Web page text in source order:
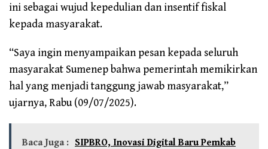
ini sebagai wujud kepedulian dan insentif fiskal
kepada masyarakat.
“Saya ingin menyampaikan pesan kepada seluruh
masyarakat Sumenep bahwa pemerintah memikirkan
hal yang menjadi tanggung jawab masyarakat,”
ujarnya, Rabu (09/07/2025).
Baca Juga : SIPBRO, Inovasi Digital Baru Pemkab